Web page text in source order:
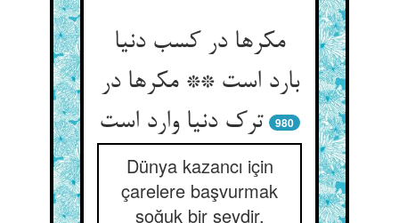
مکرها در کسب دنیا
بارد است ** مکرها در
980
Dünya kazancı için
çarelere başvurmak
soğuk bir şeydir.